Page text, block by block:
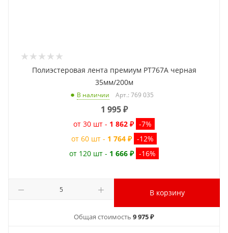
Полиэстеровая лента премиум PT767A черная
35мм/200м
В наличии Арт.: 769 035
1 995₽
от 30 шт - 1 862 ₽ -7%
от 60 шт - 1 764 ₽ -12%
от 120 шт - 1 666 ₽ -16%
В корзину
Общая стоимость 9 975 ₽